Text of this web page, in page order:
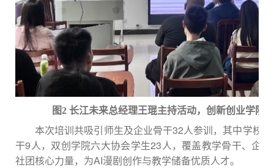
图2 长江未来总经理王琨主持活动，创新创业学院
本次培训共吸引师生及企业骨干32人参训，其中学校
干9人，双创学院六大协会学生23 人，覆盖教学骨干、企
社团核心力量，为AI漫剧创作与教学储备优质人才。